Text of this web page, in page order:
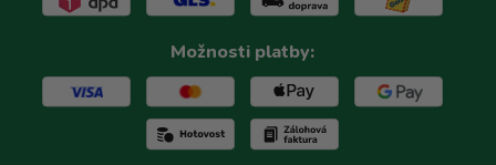
Možnosti platby: